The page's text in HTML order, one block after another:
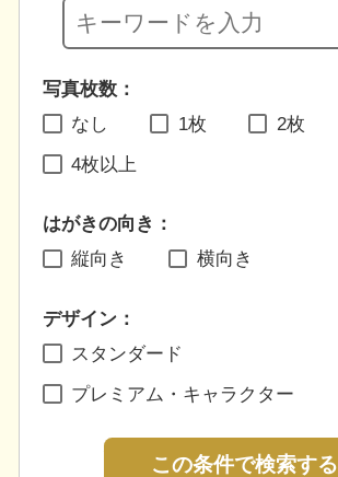
写真枚数：
なし
1枚 2枚
4枚以上
はがきの向き：
縦向き
横向き
デザイン：
スタンダード
プレミアム・キャラクター
この条件で検索する